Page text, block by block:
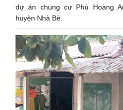
dự án chung cư Phú Hoàng
huyện Nhà Bè.